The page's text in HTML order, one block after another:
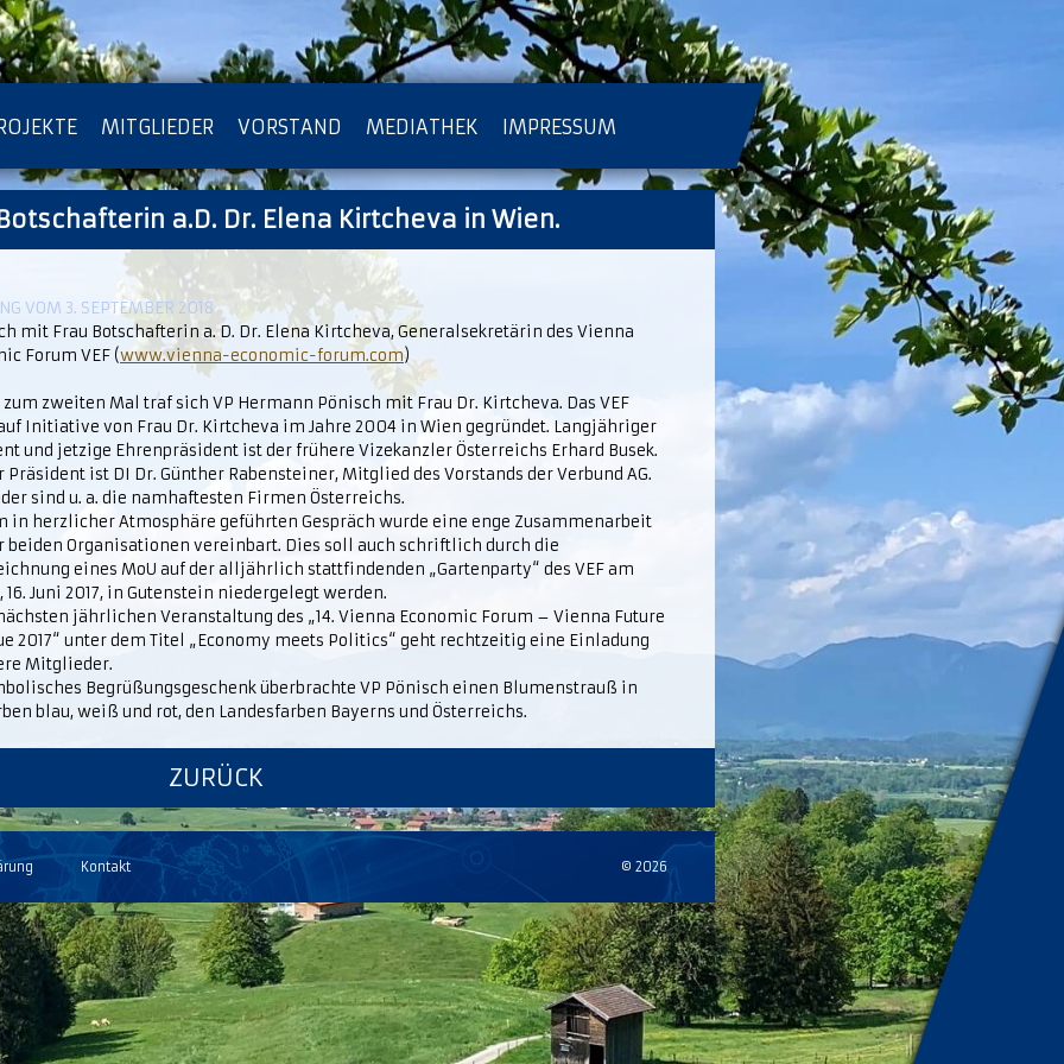
MITGLIEDER VORSTAND MEDIATHEK IMPRESSUM
ARCHIV
a.D. Dr. Elena Kirtcheva in Wien.
VOM 3. SEPTEMBER 2018
mit Frau Botschafterin a. D. Dr. Elena Kirtcheva, Generalsekretärin des Vienna
Forum VEF (www.vienna-economic-forum.com)
zweiten Mal traf sich VP Hermann Pönisch mit Frau Dr. Kirtcheva. Das VEF
Initiative von Frau Dr. Kirtcheva im Jahre 2004 in Wien gegründet. Langjähriger
und jetzige Ehrenpräsident ist der frühere Vizekanzler Österreichs Erhard Busek.
Präsident ist DI Dr. Günther Rabensteiner, Mitglied des Vorstands der Verbund AG.
sind u. a. die namhaftesten Firmen Österreichs.
in herzlicher Atmosphäre geführten Gespräch wurde eine enge Zusammenarbeit
beiden Organisationen vereinbart. Dies soll auch schriftlich durch die
eines MoU auf der alljährlich stattfindenden „Gartenparty“ des VEF am
16. Juni 2017, in Gutenstein niedergelegt werden.
jährlichen Veranstaltung des „14. Vienna Economic Forum – Vienna Future
2017“ unter dem Titel „Economy meets Politics“ geht rechtzeitig eine Einladung
Mitglieder.
Begrüßungsgeschenk überbrachte VP Pönisch einen Blumenstrauß in
blau, weiß und rot, den Landesfarben Bayerns und Österreichs.
ZURÜCK
Kontakt © 2026